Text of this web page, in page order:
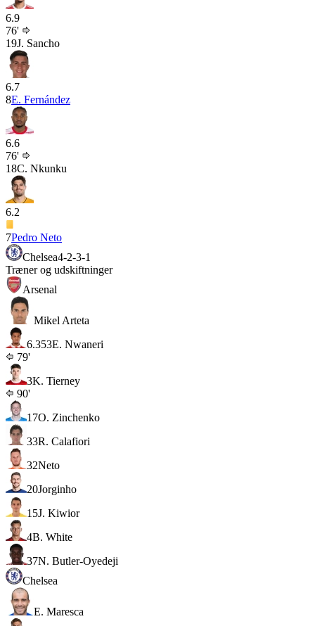
6.9
76'
19J. Sancho
6.7
8E. Fernández
6.6
76'
18C. Nkunku
6.2
7Pedro Neto
Chelsea4-2-3-1
Træner og udskiftninger
Arsenal
Mikel Arteta
6.353E. Nwaneri
79'
3K. Tierney
90'
17O. Zinchenko
33R. Calafiori
32Neto
20Jorginho
15J. Kiwior
4B. White
37N. Butler-Oyedeji
Chelsea
E. Maresca